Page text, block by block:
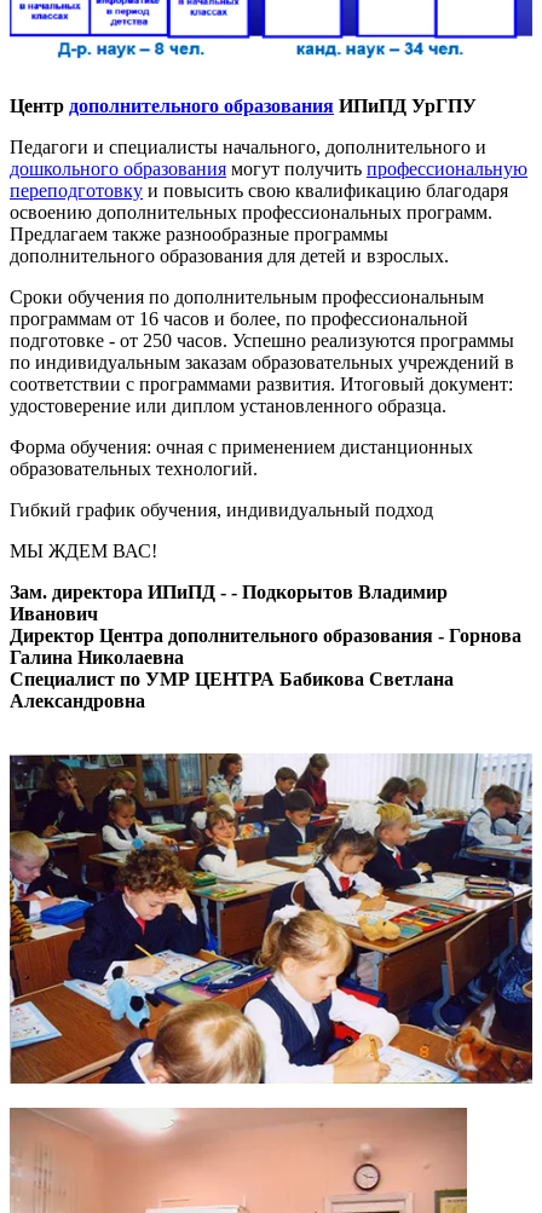
Центр дополнительного образования ИПиПД УрГПУ
Педагоги и специалисты начального, дополнительного и
дошкольного образования могут получить профессиональную
переподготовку и повысить свою квалификацию благодаря
освоению дополнительных профессиональных программ.
Предлагаем также разнообразные программы
дополнительного образования для детей и взрослых.
Сроки обучения по дополнительным профессиональным
программам от 16 часов и более, по профессиональной
подготовке - от 250 часов. Успешно реализуются программы
по индивидуальным заказам образовательных учреждений в
соответствии с программами развития. Итоговый документ:
удостоверение или диплом установленного образца.
Форма обучения: очная с применением дистанционных
образовательных технологий.
Гибкий график обучения, индивидуальный подход
МЫ ЖДЕМ ВАС!
Зам. директора ИПиПД - - Подкорытов Владимир
Иванович
Директор Центра дополнительного образования - Горнова
Галина Николаевна
Специалист по УМР ЦЕНТРА Бабикова Светлана
Александровна